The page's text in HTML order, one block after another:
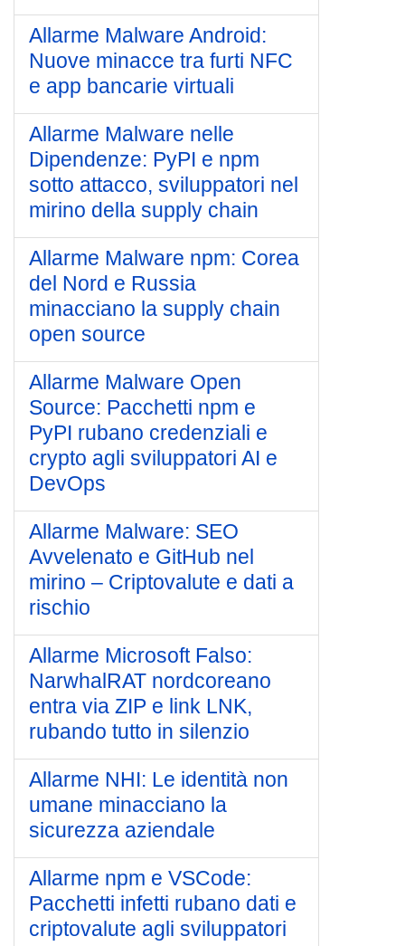
Allarme Malware Android:
Nuove minacce tra furti NFC
e app bancarie virtuali
Allarme Malware nelle
Dipendenze: PyPI e npm
sotto attacco, sviluppatori nel
mirino della supply chain
Allarme Malware npm: Corea
del Nord e Russia
minacciano la supply chain
open source
Allarme Malware Open
Source: Pacchetti npm e
PyPI rubano credenziali e
crypto agli sviluppatori AI e
DevOps
Allarme Malware: SEO
Avvelenato e GitHub nel
mirino – Criptovalute e dati a
rischio
Allarme Microsoft Falso:
NarwhalRAT nordcoreano
entra via ZIP e link LNK,
rubando tutto in silenzio
Allarme NHI: Le identità non
umane minacciano la
sicurezza aziendale
Allarme npm e VSCode:
Pacchetti infetti rubano dati e
criptovalute agli sviluppatori